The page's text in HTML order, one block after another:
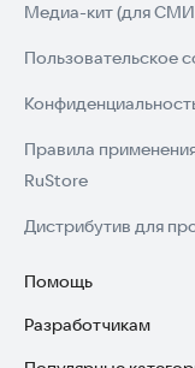
Медиа-кит (для СМИ
Пользовательское
Правила
RuStore
Дистрибутив для
Помощь
Установка RuStore на
Разработчикам